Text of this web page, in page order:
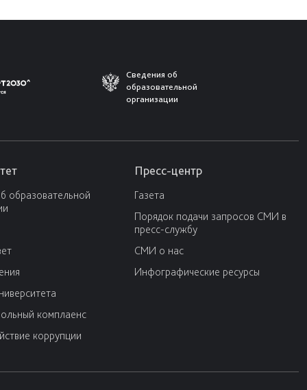
Сведения об
образовательной
организации
образовательной
комплаенс
коррупции
Пресс-центр
Газета
Порядок подачи запросов СМИ в
пресс-службу
СМИ о нас
Инфографические ресурсы